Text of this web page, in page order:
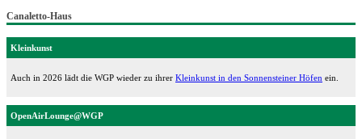
Canaletto-Haus
Kleinkunst
Auch in 2026 lädt die WGP wieder zu ihrer Kleinkunst in den Sonnensteiner Höfen ein.
OpenAirLounge@WGP